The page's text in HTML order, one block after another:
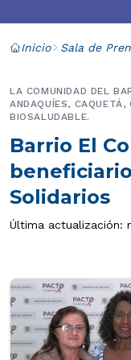
Inicio Sala de
Barrio El
Solidarios
LA COMUNIDAD DEL
ANDAQUÍES, CAQUETÁ,
BIOSALUDABLE.
Última actualización: